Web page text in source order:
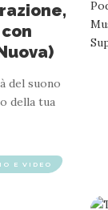
del suono
della tua
E VIDEO